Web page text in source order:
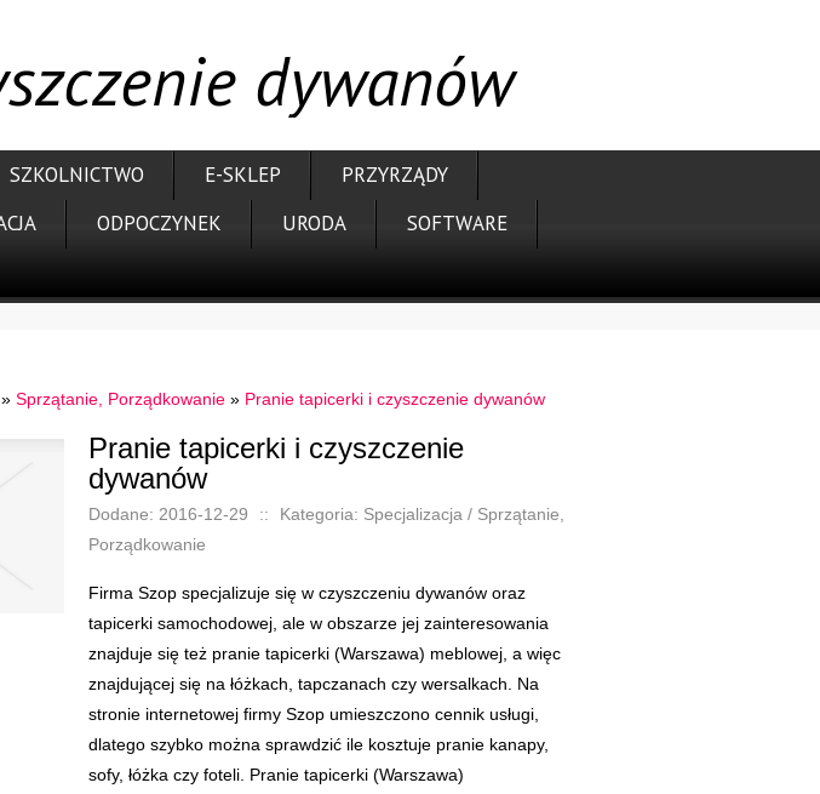
dywanów
SZKOLNICTWO E-SKLEP
PRZYRZĄDY
ODPOCZYNEK URODA
SOFTWARE
» Sprzątanie, Porządkowanie» Pranie tapicerki i czyszczenie dywanów
Pranie tapicerki i czyszczenie
dywanów
Dodane: 2016-12-29 ::
Kategoria: Specjalizacja / Sprzątanie,
Porządkowanie
Firma Szop specjalizuje się w czyszczeniu dywanów oraz
tapicerki samochodowej, ale w obszarze jej zainteresowania
znajduje się też pranie tapicerki (Warszawa) meblowej, a więc
znajdującej się na łóżkach, tapczanach czy wersalkach. Na
stronie internetowej firmy Szop umieszczono cennik usługi,
dlatego szybko można sprawdzić ile kosztuje pranie kanapy,
sofy, łóżka czy foteli. Pranie tapicerki (Warszawa)